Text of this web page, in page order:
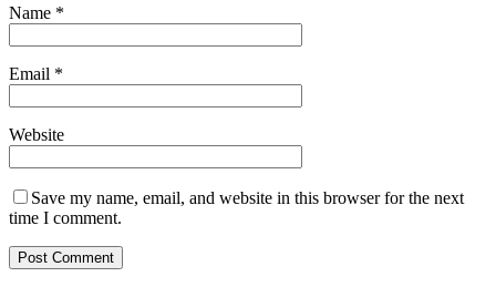
Name *
Email *
Website
Save my name, email, and website in this browser for the next
time I comment.